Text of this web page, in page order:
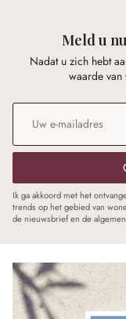
Meld u
Nadat u zich hebt
waarde
E-mailadres
Ik ga akkoord met het
trends op het gebied van
de nieuwsbrief en de